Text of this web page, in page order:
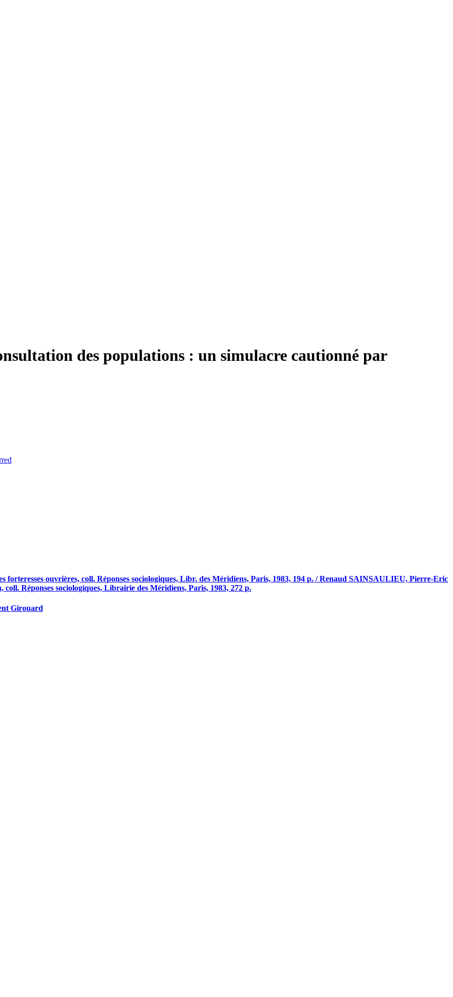
des populations : un simulacre cautionné par
ouvrières, coll. Réponses sociologiques, Libr. des Méridiens, Paris, 1983, 194 p. / Renaud SAINSAULIEU, Pierre-Eric
Réponses sociologiques, Librairie des Méridiens, Paris, 1983, 272 p.
Girouard